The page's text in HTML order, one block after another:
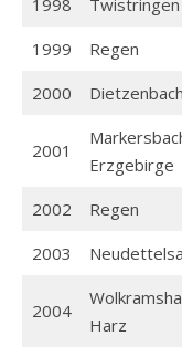
1998
Twistringen
1999
Regen
2000
Dietzenbach
2001
Erzgebirge
2002 Regen
2003
2004
Harz